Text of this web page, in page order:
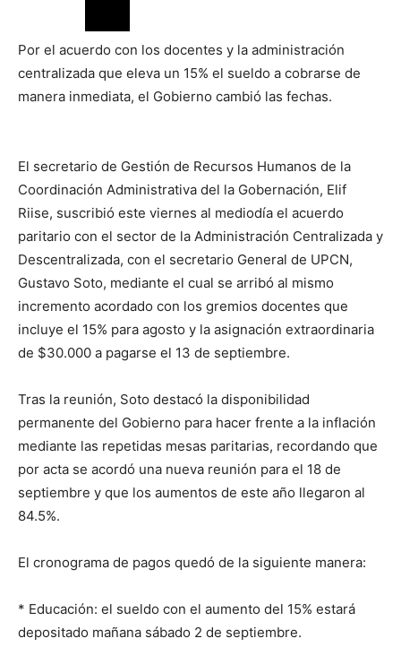
Por el acuerdo con los docentes y la administración
centralizada que eleva un 15% el sueldo a cobrarse de
manera inmediata, el Gobierno cambió las fechas.
El secretario de Gestión de Recursos Humanos de la
Coordinación Administrativa del la Gobernación, Elif
Riise, suscribió este viernes al mediodía el acuerdo
paritario con el sector de la Administración Centralizada y
Descentralizada, con el secretario General de UPCN,
Gustavo Soto, mediante el cual se arribó al mismo
incremento acordado con los gremios docentes que
incluye el 15% para agosto y la asignación extraordinaria
de $30.000 a pagarse el 13 de septiembre.
Tras la reunión, Soto destacó la disponibilidad
permanente del Gobierno para hacer frente a la inflación
mediante las repetidas mesas paritarias, recordando que
por acta se acordó una nueva reunión para el 18 de
septiembre y que los aumentos de este año llegaron al
84.5%.
El cronograma de pagos quedó de la siguiente manera:
* Educación: el sueldo con el aumento del 15% estará
depositado mañana sábado 2 de septiembre.